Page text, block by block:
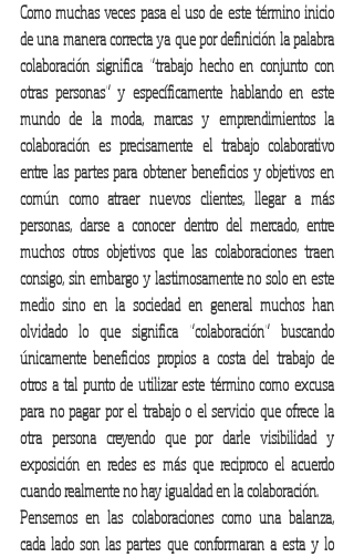
Como muchas veces pasa el uso de este término inicio
de una manera correcta ya que por definición la palabra
colaboración significa “trabajo hecho en conjunto con
otras personas” y específicamente hablando en este
mundo de la moda, marcas y emprendimientos la
colaboración es precisamente el trabajo colaborativo
entre las partes para obtener beneficios y objetivos en
común como atraer nuevos clientes, llegar a más
personas, darse a conocer dentro del mercado, entre
muchos otros objetivos que las colaboraciones traen
consigo, sin embargo y lastimosamente no solo en este
medio sino en la sociedad en general muchos han
olvidado lo que significa “colaboración” buscando
únicamente beneficios propios a costa del trabajo de
otros a tal punto de utilizar este término como excusa
para no pagar por el trabajo o el servicio que ofrece la
otra persona creyendo que por darle visibilidad y
exposición en redes es más que reciproco el acuerdo
cuando realmente no hay igualdad en la colaboración.
Pensemos en las colaboraciones como una balanza,
cada lado son las partes que conformaran a esta y lo